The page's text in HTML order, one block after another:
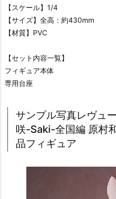
【スケール】1/4
【サイズ】全高：約430mm
【材質】PVC
【セット内容一覧】
フィギュア本体
専用台座
サンプル写真レヴュ
咲-Saki-全国編 原村
品フィギュア